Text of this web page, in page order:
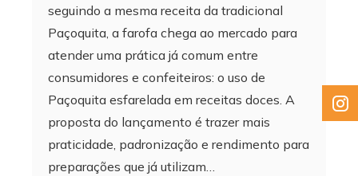
seguindo a mesma receita da tradicional
Paçoquita, a farofa chega ao mercado para
atender uma prática já comum entre
consumidores e confeiteiros: o uso de
Paçoquita esfarelada em receitas doces. A
proposta do lançamento é trazer mais
praticidade, padronização e rendimento para
preparações que já utilizam…